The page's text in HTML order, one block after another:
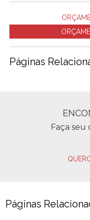
Páginas
Faça seu
Páginas